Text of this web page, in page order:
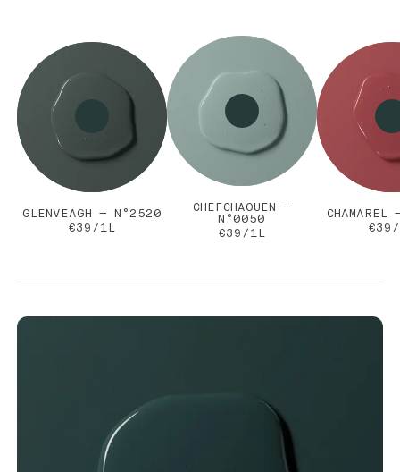
GLENVEAGH — N°2520
€39/1L
CHEFCHAOUEN —
N°0050
€39/1L